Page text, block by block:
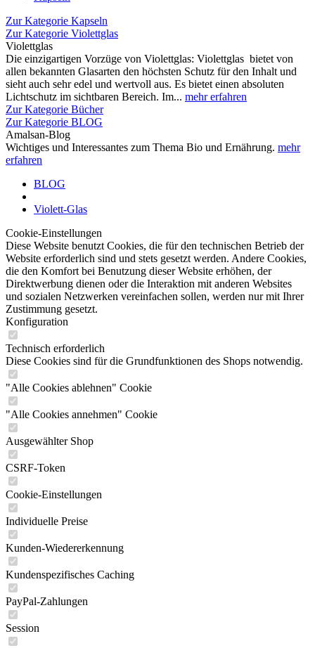
Zur Kategorie Kapseln
Zur Kategorie Violettglas
Violettglas
Die einzigartigen Vorzüge von Violettglas: Violettglas bietet von
allen bekannten Glasarten den höchsten Schutz für den Inhalt und
sieht auch sehr edel und wertvoll aus. Es bietet einen absoluten
Lichtschutz im sichtbaren Bereich. Im... mehr erfahren
Zur Kategorie Bücher
Zur Kategorie BLOG
Amalsan-Blog
Wichtiges und Interessantes zum Thema Bio und Ernährung. mehr
erfahren
BLOG
Violett-Glas
Cookie-Einstellungen
Diese Website benutzt Cookies, die für den technischen Betrieb der
Website erforderlich sind und stets gesetzt werden. Andere Cookies,
die den Komfort bei Benutzung dieser Website erhöhen, der
Direktwerbung dienen oder die Interaktion mit anderen Websites
und sozialen Netzwerken vereinfachen sollen, werden nur mit Ihrer
Zustimmung gesetzt.
Konfiguration
Technisch erforderlich
Diese Cookies sind für die Grundfunktionen des Shops notwendig.
"Alle Cookies ablehnen" Cookie
"Alle Cookies annehmen" Cookie
Ausgewählter Shop
CSRF-Token
Cookie-Einstellungen
Individuelle Preise
Kunden-Wiedererkennung
Kundenspezifisches Caching
PayPal-Zahlungen
Session